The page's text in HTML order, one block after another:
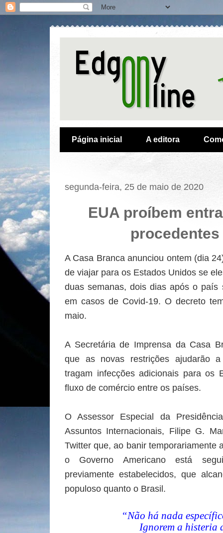
Página inicial A editora
segunda-feira, 25 de maio de 2020
EUA proíbem
A Casa Branca anunciou ontem (dia
de viajar para os Estados Unidos se
duas semanas, dois dias após o
em casos de Covid-19. O decreto
maio.
A Secretária de Imprensa da Casa
que as novas restrições ajudarão
tragam infecções adicionais para os
fluxo de comércio entre os países.
O Assessor Especial da
Assuntos Internacionais, Filipe G.
Twitter que, ao banir temporariamente
o Governo Americano está
previamente estabelecidos, que
populoso quanto o Brasil.
“Não há nada
Ignorem a histeria